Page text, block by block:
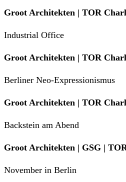
Groot Architekten | TOR
Industrial Office
Groot Architekten | TOR
Berliner Neo-Expressionismus
Groot Architekten | TOR
Backstein am Abend
Groot Architekten | GSG |
November in Berlin